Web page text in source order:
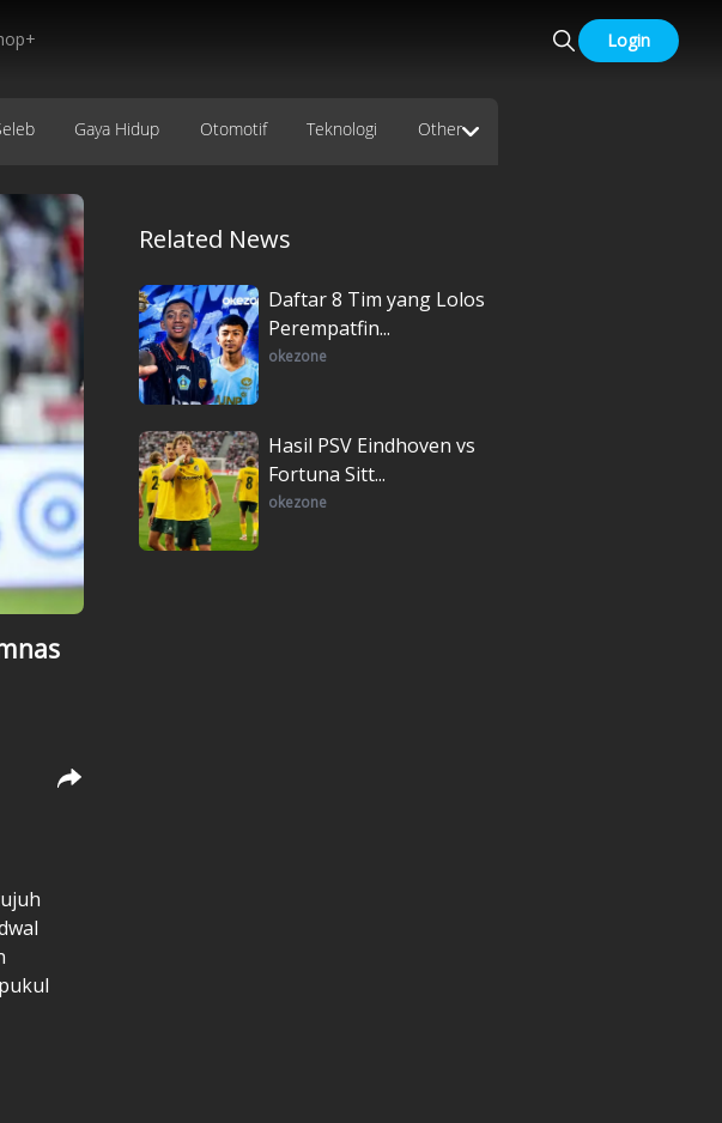
Login
Gaya Hidup Otomotif Teknologi Other
Related News
Daftar 8 Tim yang Lolos
Perempatfin...
okezone
Hasil PSV Eindhoven vs
Fortuna Sitt...
okezone